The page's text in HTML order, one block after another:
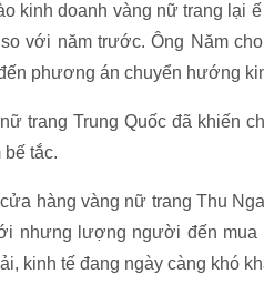
kinh doanh vàng nữ trang lại
với năm trước. Ông Năm
phương án chuyển hướng
trang Trung Quốc đã khiến
bế tắc.
hàng vàng nữ trang Thu
nhưng lượng người đến
kinh tế đang ngày càng khó